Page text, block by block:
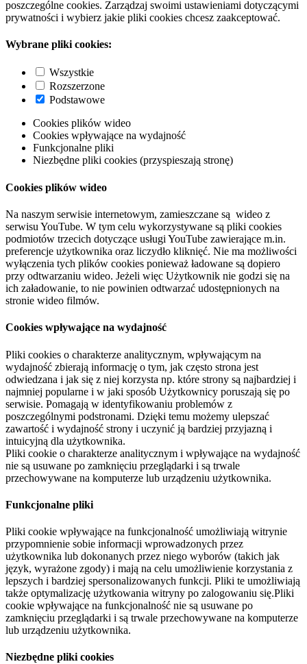
poszczególne cookies. Zarządzaj swoimi ustawieniami dotyczącymi
prywatności i wybierz jakie pliki cookies chcesz zaakceptować.
Wybrane pliki cookies:
Wszystkie
Rozszerzone
Podstawowe
Cookies plików wideo
Cookies wpływające na wydajność
Funkcjonalne pliki
Niezbędne pliki cookies (przyspieszają stronę)
Cookies plików wideo
Na naszym serwisie internetowym, zamieszczane są wideo z
serwisu YouTube. W tym celu wykorzystywane są pliki cookies
podmiotów trzecich dotyczące usługi YouTube zawierające m.in.
preferencje użytkownika oraz liczydło kliknięć. Nie ma możliwości
wyłączenia tych plików cookies ponieważ ładowane są dopiero
przy odtwarzaniu wideo. Jeżeli więc Użytkownik nie godzi się na
ich załadowanie, to nie powinien odtwarzać udostępnionych na
stronie wideo filmów.
Cookies wpływające na wydajność
Pliki cookies o charakterze analitycznym, wpływającym na
wydajność zbierają informację o tym, jak często strona jest
odwiedzana i jak się z niej korzysta np. które strony są najbardziej i
najmniej popularne i w jaki sposób Użytkownicy poruszają się po
serwisie. Pomagają w identyfikowaniu problemów z
poszczególnymi podstronami. Dzięki temu możemy ulepszać
zawartość i wydajność strony i uczynić ją bardziej przyjazną i
intuicyjną dla użytkownika.
Pliki cookie o charakterze analitycznym i wpływające na wydajność
nie są usuwane po zamknięciu przeglądarki i są trwale
przechowywane na komputerze lub urządzeniu użytkownika.
Funkcjonalne pliki
Pliki cookie wpływające na funkcjonalność umożliwiają witrynie
przypomnienie sobie informacji wprowadzonych przez
użytkownika lub dokonanych przez niego wyborów (takich jak
język, wyrażone zgody) i mają na celu umożliwienie korzystania z
lepszych i bardziej spersonalizowanych funkcji. Pliki te umożliwiają
także optymalizację użytkowania witryny po zalogowaniu się.Pliki
cookie wpływające na funkcjonalność nie są usuwane po
zamknięciu przeglądarki i są trwale przechowywane na komputerze
lub urządzeniu użytkownika.
Niezbędne pliki cookies